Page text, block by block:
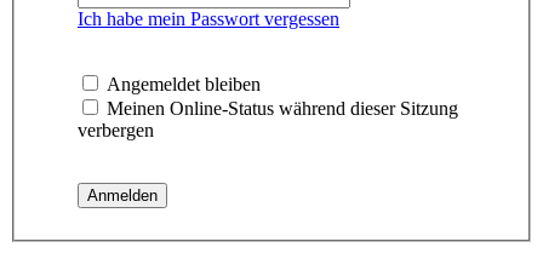
Ich habe mein Passwort vergessen
Angemeldet bleiben
Meinen Online-Status während dieser Sitzung
verbergen